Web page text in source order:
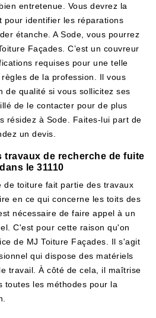
entretenue. Vous devrez la
pour identifier les réparations
étanche. A Sode, vous pourrez
Façades. C’est un couvreur
requises pour une telle
de la profession. Il vous
de qualité si vous sollicitez ses
de le contacter pour de plus
résidez à Sode. Faites-lui part de
un devis.
travaux de recherche de fuite
le 31110
de toiture fait partie des travaux
en ce qui concerne les toits des
nécessaire de faire appel à un
C'est pour cette raison qu'on
de MJ Toiture Façades. Il s'agit
qui dispose des matériels
travail. À côté de cela, il maîtrise
toutes les méthodes pour la